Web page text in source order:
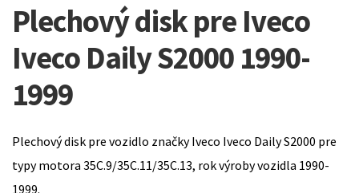
Plechový disk pre Iveco
Iveco Daily S2000 1990-
1999
Plechový disk pre vozidlo značky Iveco Iveco Daily S2000 pre
typy motora 35C.9/35C.11/35C.13, rok výroby vozidla 1990-
1999.